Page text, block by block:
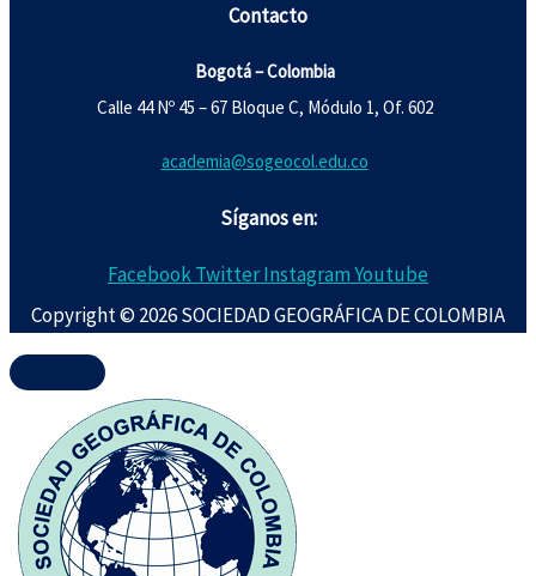
Contacto
Bogotá – Colombia
Calle 44 Nº 45 – 67 Bloque C, Módulo 1, Of. 602
academia@sogeocol.edu.co
Síganos en:
FacebookTwitterInstagramYoutube
Copyright © 2026 SOCIEDAD GEOGRÁFICA DE COLOMBIA